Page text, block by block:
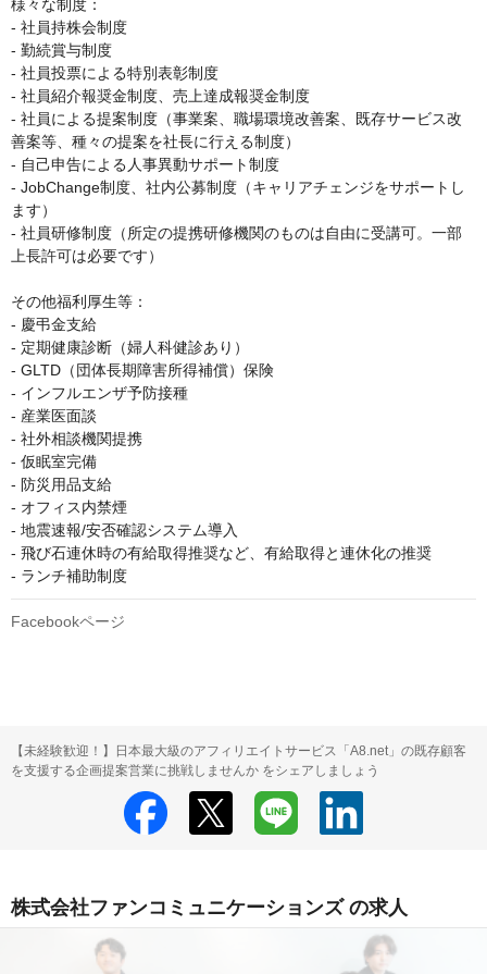
様々な制度：
- 社員持株会制度
- 勤続賞与制度
- 社員投票による特別表彰制度
- 社員紹介報奨金制度、売上達成報奨金制度
- 社員による提案制度（事業案、職場環境改善案、既存サービス改
善案等、種々の提案を社長に行える制度）
- 自己申告による人事異動サポート制度
- JobChange制度、社内公募制度（キャリアチェンジをサポートし
ます）
- 社員研修制度（所定の提携研修機関のものは自由に受講可。一部
上長許可は必要です）
その他福利厚生等：
- 慶弔金支給
- 定期健康診断（婦人科健診あり）
- GLTD（団体長期障害所得補償）保険
- インフルエンザ予防接種
- 産業医面談
- 社外相談機関提携
- 仮眠室完備
- 防災用品支給
- オフィス内禁煙
- 地震速報/安否確認システム導入
- 飛び石連休時の有給取得推奨など、有給取得と連休化の推奨
- ランチ補助制度
Facebookページ
【未経験歓迎！】日本最大級のアフィリエイトサービス「A8.net」の既存顧客
を支援する企画提案営業に挑戦しませんか をシェアしましょう
株式会社ファンコミュニケーションズ の求人